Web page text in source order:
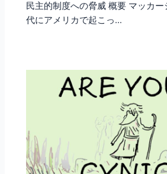
民主的制度への脅威 概要 マッカ
代にアメリカで起こっ…